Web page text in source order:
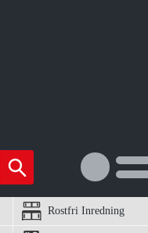
Rostfri Inredning